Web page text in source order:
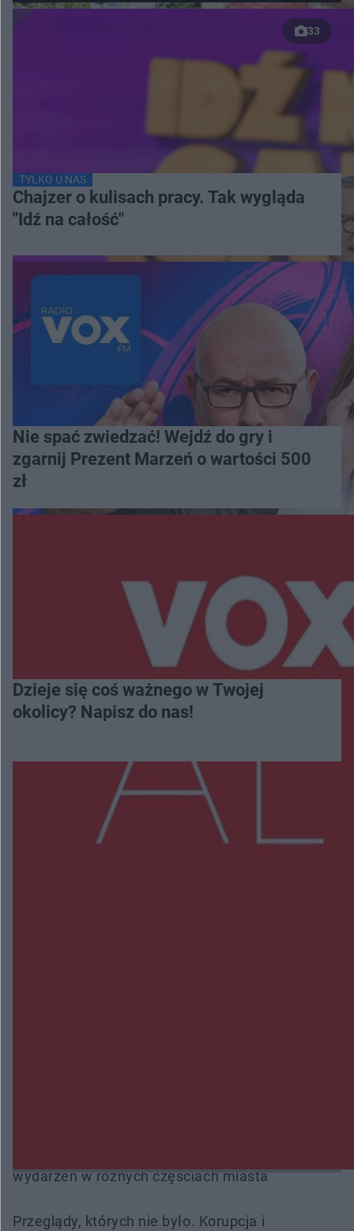
33
TYLKO U NAS
Chajzer o kulisach pracy. Tak wygląda
"Idź na całość"
Nie spać zwiedzać! Wejdź do gry i
zgarnij Prezent Marzeń o wartości 500
zł
Dzieje się coś ważnego w Twojej
okolicy? Napisz do nas!
Więcej
wydarzeń w różnych częściach miasta
Przeglądy, których nie było. Korupcja i